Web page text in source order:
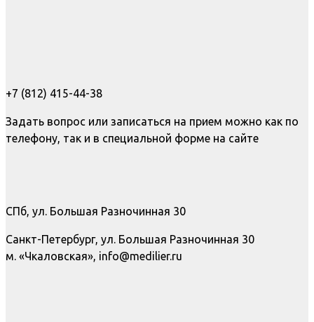
+7 (812) 415-44-38
Задать вопрос или записаться на прием можно как по
телефону, так и в специальной форме на сайте
СПб, ул. Большая Разночинная 30
Санкт-Петербург, ул. Большая Разночинная 30
м. «Чкаловская», info@medilier.ru